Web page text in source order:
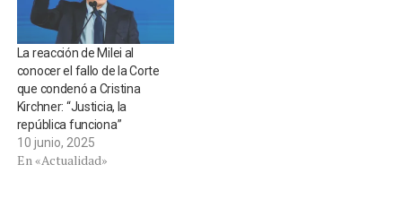
La reacción de Milei al
conocer el fallo de la Corte
que condenó a Cristina
Kirchner: “Justicia, la
república funciona”
10 junio, 2025
En «Actualidad»